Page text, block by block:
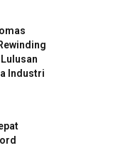
Industri